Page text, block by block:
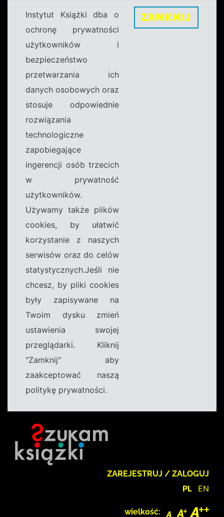
Instytut Książki dba o
ochronę prywatności
użytkowników i
bezpieczeństwo
przetwarzania ich
danych osobowych oraz
stosuje odpowiednie
rozwiązania
technologiczne
zapobiegające
ingerencji osób trzecich
w prywatność
użytkowników.
Używamy także plików
cookies, by ułatwić
korzystanie z naszych
serwisów oraz do celów
statystycznych.Jeśli nie
chcesz, by pliki cookies
były zapisywane na
Twoim dysku zmień
ustawienia swojej
przeglądarki. Kliknij
"Zamknij" aby
zaakceptować naszą
politykę prywatności.
ZAMKNIJ
ZAREJESTRUJ / ZALOGUJ
PL EN
wielkość: